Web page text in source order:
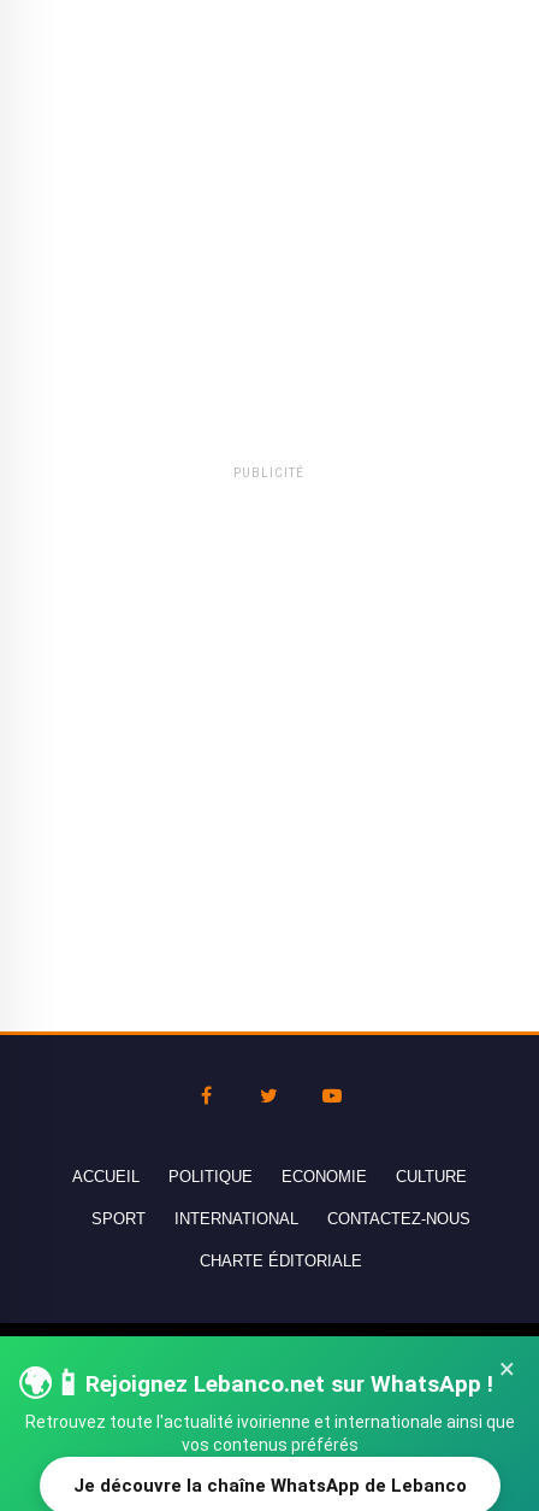
PUBLICITÉ
×
🌍📱 Rejoignez Lebanco.net sur WhatsApp !
Retrouvez toute l'actualité ivoirienne et internationale ainsi que
vos contenus préférés
Je découvre la chaîne WhatsApp de Lebanco
ACCUEIL POLITIQUE ECONOMIE CULTURE
SPORT INTERNATIONAL CONTACTEZ-NOUS
CHARTE ÉDITORIALE
réservés - All rights reserved.